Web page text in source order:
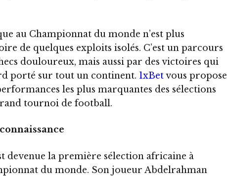
au Championnat du monde n’est plus
de quelques exploits isolés. C’est un parcours
douloureux, mais aussi par des victoires qui
porté sur tout un continent. 1xBetvous propose
les plus marquantes des sélections
tournoi de football.
devenue la première sélection africaine à
du monde. Son joueur Abdelrahman